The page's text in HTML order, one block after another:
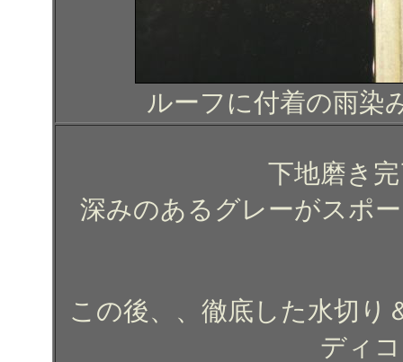
ルーフに付着の雨染
下地磨き
深みのあるグレーがスポ
この後、、徹底した水切り
ディ